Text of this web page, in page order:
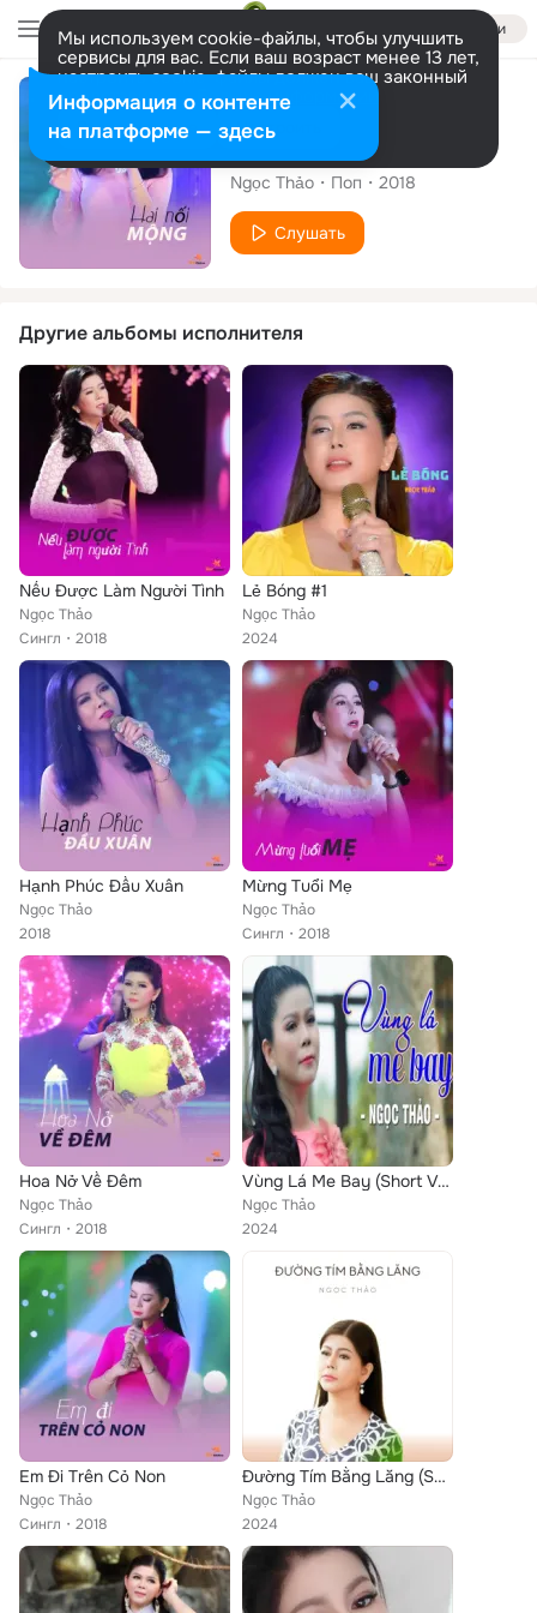
Войти
Мы используем cookie-файлы, чтобы улучшить
сервисы для вас. Если ваш возраст менее 13 лет,
настроить cookie-файлы должен ваш законный
представитель. Больше информации
Разрешить все Настроить
Сингл
Hai Lối Mộng
Ngọc Thảo Поп 2018
Слушать
Другие альбомы исполнителя
Nếu Được Làm Người Tình
Ngọc Thảo
Сингл
2018
Lẻ Bóng #1
Ngọc Thảo
2024
Hạnh Phúc Đầu Xuân
Ngọc Thảo
2018
Mừng Tuổi Mẹ
Ngọc Thảo
Сингл
2018
Hoa Nở Về Đêm
Ngọc Thảo
Сингл
2018
Vùng Lá Me Bay (Short Vesion)
Ngọc Thảo
2024
Em Đi Trên Cỏ Non
Ngọc Thảo
Сингл
2018
Đường Tím Bằng Lăng (Short Vesion)
Ngọc Thảo
2024
Информация о контенте
на платформе — здесь